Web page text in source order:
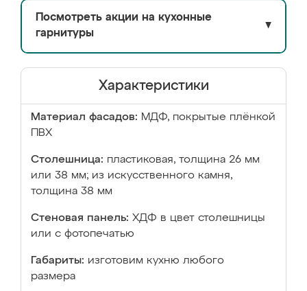
Посмотреть акции на кухонные
гарнитуры
▼
Характеристики
Материал фасадов: МДФ, покрытые плёнкой
ПВХ
Столешница: пластиковая, толщина 26 мм
или 38 мм; из искусственного камня,
толщина 38 мм
Стеновая панель: ХДФ в цвет столешницы
или с фотопечатью
Габариты: изготовим кухню любого
размера